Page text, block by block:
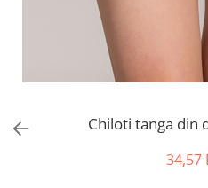
Chiloti tanga din
34,57